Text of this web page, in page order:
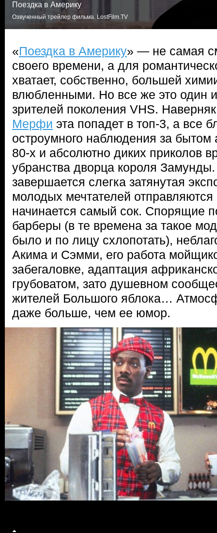
Поездка в Америку
Озвученный трейлер фильма. LostFilm.TV
«Поездка в Америку» — не самая
своего времени, а для
хватает, собственно, большей
влюбленными. Но все же это один
зрителей поколения VHS.
Мерфи эта попадет в топ-3, а все
остроумного наблюдения за бытом
80-х и абсолютно диких приколов
убранства дворца короля Замунды.
завершается слегка затянутая
молодых мечтателей
начинается самый сок. Спорящие
барберы (в те времена за такое
было и по лицу схлопотать),
Акима и Сэмми, его работа
забегаловке, адаптация
грубоватом, зато душевном
жителей Большого яблока…
даже больше, чем ее юмор.